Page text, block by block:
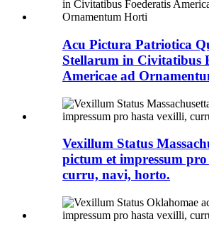
Acu Pictura Patriotica
Stellarum in Civitatibus
Americae ad
Vexillum Status
pictum et impressum
curru, navi, horto.